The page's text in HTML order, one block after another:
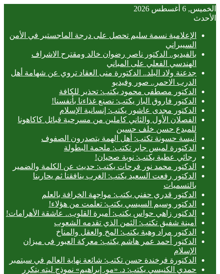
الخميس, 6 أغسطس 2026
الأحدث
الإعلامية نسمة سليم تحصل على درجة الماجستير في الأمن
السيبراني
بالفيديو.. ‎الدكتور ناصر رضوان خالد ومقترح الاشراف
الهندسي الفعلي على المباني
جدعنة ولاد البلد.. الدكتورة منى العقاد تروي عن شهامة أهل
الدرب الاحمر.. صور وفيديو
الدكتور مصطفى محمود يكتب: تحذير للكافة
الدكتور فاروق الباز يكتب: نصنع غذاءنا بأنفسنا!
الدكتور مجدى عاشور يكتب: إنسانية الإسلام
الفصلان الأول والثاني كاملين من مسرحية قبائل كاكاهونا
للمبدع حسن خلف حسين
أنيسة حسونة تكتب: أهل الهمة يتصدرون الصفوف
الدكتورة لميس جابر تكتب: ملحمة البطولة
رجائي عطية يكتب: نوبة صحيان!
الدكتور محمد نور فرحات يكتب: حديث عن الكلمة والضمير
الدكتور رفعت السعيد يكتب: الغرب ينافقنا ثم يحاربنا
بالتسميات
الدكتور قدري حفني يكتب: مواجهة الخرافة بالعلم
الدكتور وسيم السيسي يكتب: تعلمت من هؤلاء!
الدكتور زاهي حواس يكتب: أميرة القلوب.. عاشقة الأهرامات!
أمينة شفيق تكتب: الثمن الذي تقدمه الشعوب
الدكتور مراد وهبة يكتب: المخ والعقل والمناخ
الدكتور أحمد عمر هاشم يكتب: معركة العبور فى ميزان
الإسلام
الدكتورة فرخندة حسن تكتب: شائعة نهاية العالم في سبتمبر
حمدي الكنيسي يكتب: د. «مو. إبراهيم» نموذج ليته يتكرر